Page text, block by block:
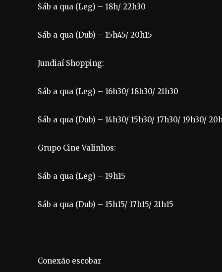
Sáb a qua (Leg) – 18h/ 22h30
Sáb a qua (Dub) – 15h45/ 20h15
Jundiaí Shopping:
Sáb a qua (Leg) – 16h30/ 18h30/ 21h30
Sáb a qua (Dub) – 14h30/ 15h30/ 17h30/ 19h30/
Grupo Cine Valinhos:
Sáb a qua (Leg) – 19h15
Sáb a qua (Dub) – 15h15/ 17h15/ 21h15
Conexão escobar